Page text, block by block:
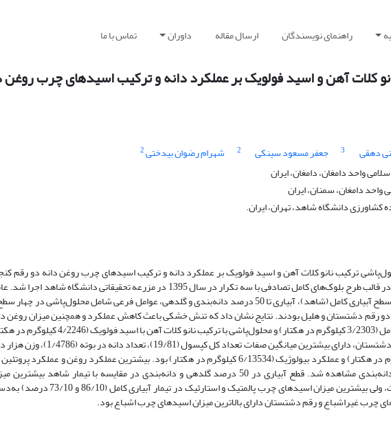
راهنمای نویسندگان ارسال مقاله داوران تماس با ما
کلات آهن و اسید فولویک بر عملکرد دانه و ترکیب اسیدهای چرب روغن
دهقی 3 جعفر مسعود سینکی 2 شهرام رضوان بیدختی2
واحد دامغان، دامغان، ایران
واحد دامغان، سمنان، ایران
کشاورزی دانشگاه شاهد، تهران، ایران.
ترکیب نانو کلات آهن و اسید فولویک بر عملکرد دانه و ترکیب اسیدهای چرب روغن دانه دو رقم
آزمایشی به صورت اسپلیت‌پلات فاکتوریل در قالب طرح بلوک‌های کامل تصادفی با سه تکرار در سال 1395 در مزرعه تحقیقاتی دانشگاه شاهد
اصلی آزمایش شامل، تنش خشکی در سه سطح آبیاری کامل (شاهد)، آبیاری تا 50 درصد دانه‌بندی و گلدهی، عوامل فرعی شامل محلول‌پاشی در چهار
دو رقم دشتستان و هلیل بودند. نتایج نشان داد که تنش خشکی باعث کاهش عملکرد و همچنین میزان روغن
گردید. بیشترین عملکرد دانه در آبیاری کامل (3/2303 کیلوگرم در هکتار) و محلول‌پاشی با ترکیب نانو کلات آهن با اسید
مشاهده شد. رقم هلیل در مقایسه با رقم دشتستان، دارای بیشترین میانگین صفات تعداد کل کپسول (19/81)، تعداد
(21/3 گرم)، عملکرد دانه (7/2172 کیلوگرم در هکتار) و عملکرد بیولوژیک (6/13534 کیلوگرم در هکتار) بود. بیشترین عملکرد روغن و عملکرد
آبیاری کامل و قطع آبیاری در 50 درصد دانه‌بندی مشاهده شد. قطع آبیاری در 50 درصد گلدهی و دانه‌بندی در مقایسه با تیمار شاهد
اسیدهای چرب اولئیک و لینولئیک را داشت، ولی بیشترین میزان اسیدهای چرب پالمتیک و استارئیک در تیمار
چرب غیراشباع و رقم دشتستان دارای بالاترین میزان اسیدهای چرب اشباع بود.